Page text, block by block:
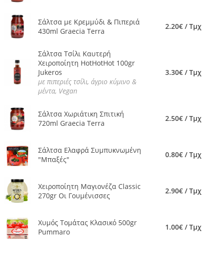
Σάλτσα με Κρεμμύδι & Πιπεριά
430ml Graecia Terra
2.20€ / Τμχ
Σάλτσα Τσίλι Καυτερή
Χειροποίητη HotHotHot 100gr
Jukeros
με πιπεριές τσίλι, άγριο κύμινο &
μέντα, Vegan
3.30€ / Τμχ
Σάλτσα Χωριάτικη Σπιτική
720ml Graecia Terra
2.50€ / Τμχ
Σάλτσα Ελαφρά Συμπυκνωμένη
"Μπαξές"
0.80€ / Τμχ
Χειροποίητη Μαγιονέζα Classic
270gr Οι Γουμένισσες
2.90€ / Τμχ
Χυμός Τομάτας Κλασικό 500gr
Pummaro
1.00€ / Τμχ